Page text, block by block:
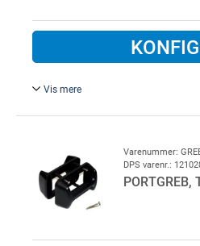
Vis mere
Varenummer:
DPS varenr.:
PORTGREB,